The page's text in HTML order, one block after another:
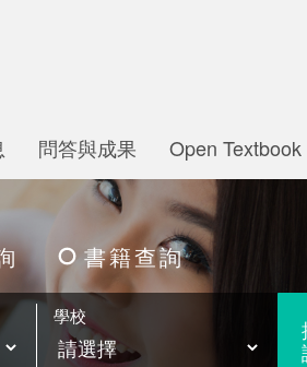
問答與成果 Open Textbook
書籍查詢
學校